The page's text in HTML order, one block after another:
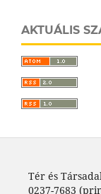
AKTUÁLIS
Tér és
0237-7683